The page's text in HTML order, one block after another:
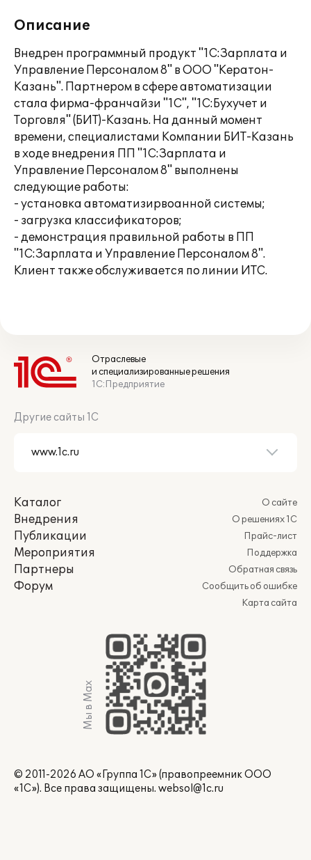
Описание
Внедрен программный продукт "1С:Зарплата и
Управление Персоналом 8" в ООО "Кератон-
Казань". Партнером в сфере автоматизации
стала фирма-франчайзи "1С", "1С:Бухучет и
Торговля" (БИТ)-Казань. На данный момент
времени, специалистами Компании БИТ-Казань
в ходе внедрения ПП "1С:Зарплата и
Управление Персоналом 8" выполнены
следующие работы:
- установка автоматизирвоанной системы;
- загрузка классификаторов;
- демонстрация правильной работы в ПП
"1С:Зарплата и Управление Персоналом 8".
Клиент также обслуживается по линии ИТС.
Отраслевые
и специализированные решения
1С:Предприятие
Другие сайты 1С
Каталог
Внедрения
Публикации
Мероприятия
Партнеры
Форум
О сайте
О решениях 1С
Прайс-лист
Поддержка
Обратная связь
Сообщить об ошибке
Карта сайта
Мы в Max
© 2011-2026 АО «Группа 1С» (правопреемник ООО
«1С»). Все права защищены. websol@1c.ru